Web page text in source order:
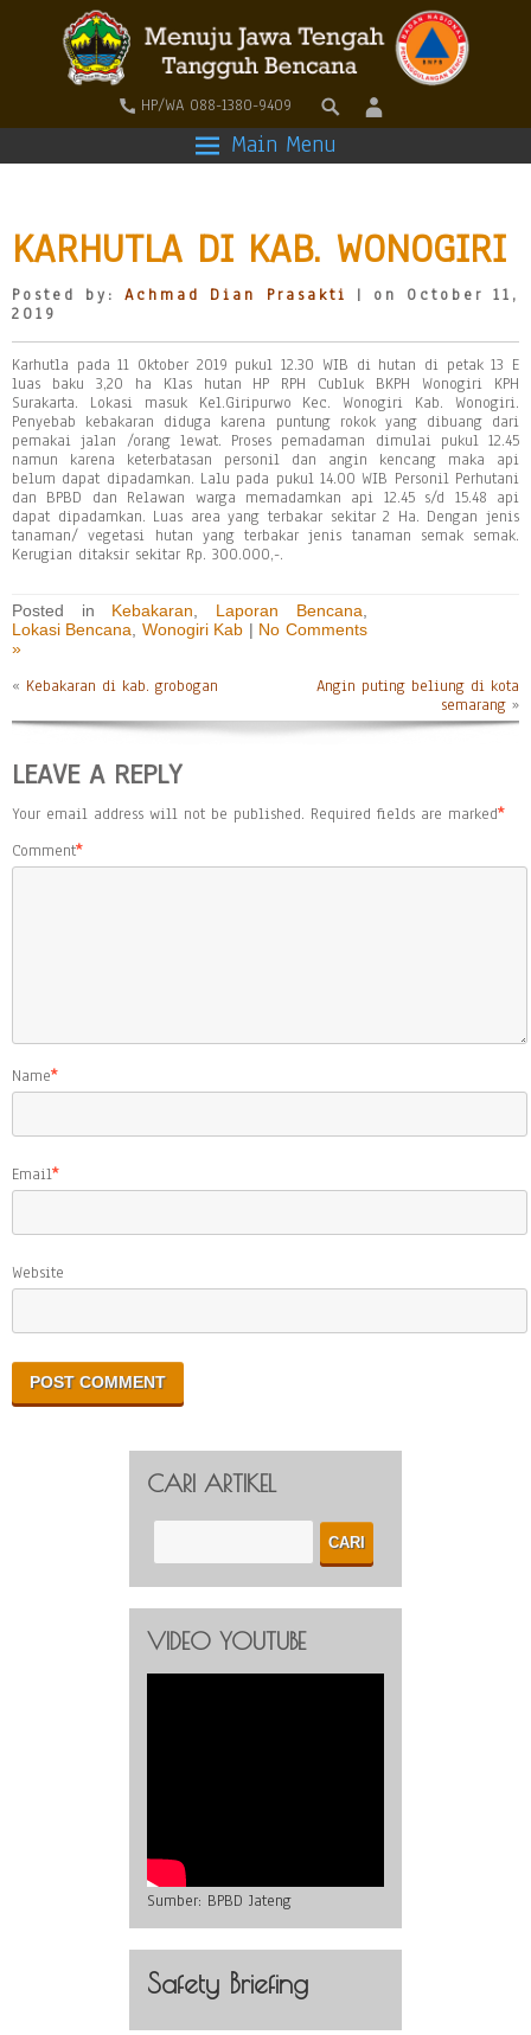
HP/WA 088-1380-9409
Main Menu
KARHUTLA DI KAB. WONOGIRI
Posted by:Achmad Dian Prasakti
| on October 11,
2019
Karhutla pada 11 Oktober 2019 pukul 12.30 WIB di hutan di petak 13 E
luas baku 3,20 ha Klas hutan HP RPH Cubluk BKPH Wonogiri KPH
Surakarta. Lokasi masuk Kel.Giripurwo Kec. Wonogiri Kab. Wonogiri.
Penyebab kebakaran diduga karena puntung rokok yang dibuang dari
pemakai jalan /orang lewat. Proses pemadaman dimulai pukul 12.45
namun karena keterbatasan personil dan angin kencang maka api
belum dapat dipadamkan. Lalu pada pukul 14.00 WIB Personil Perhutani
dan BPBD dan Relawan warga memadamkan api 12.45 s/d 15.48 api
dapat dipadamkan. Luas area yang terbakar sekitar 2 Ha. Dengan jenis
tanaman/ vegetasi hutan yang terbakar jenis tanaman semak semak.
Kerugian ditaksir sekitar Rp. 300.000,-.
Posted in Kebakaran Laporan Bencana
Lokasi Bencana
Wonogiri Kab | No Comments
»
« Kebakaran di kab. grobogan
Angin puting beliung di kota
semarang »
LEAVE A REPLY
Your email address will not be published. Required fields are marked*
Comment*
Name*
Email*
Website
CARI ARTIKEL
VIDEO YOUTUBE
Sumber: BPBD Jateng
Safety Briefing